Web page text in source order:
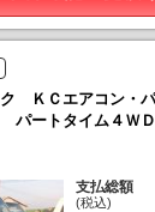
ク ＫＣエアコン
パートタイム４Ｗ
支払総額
(税込)